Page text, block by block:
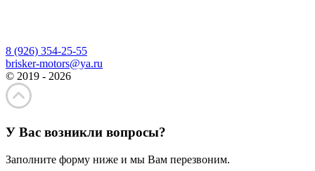
8 (926) 354-25-55
brisker-motors@ya.ru
© 2019 - 2026
У Вас возникли вопросы?
Заполните форму ниже и мы Вам перезвоним.